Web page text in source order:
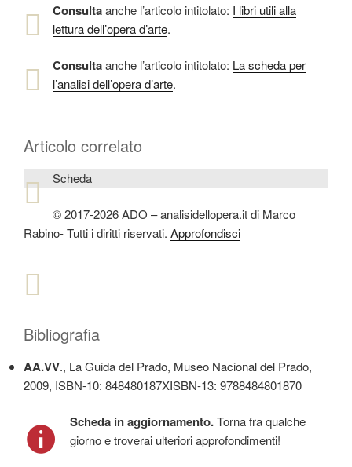
Consultaanche l’articolo intitolato: I libri utili alla
lettura dell’opera d’arte.
Consultaanche l’articolo intitolato: La scheda per
l’analisi dell’opera d’arte.
Articolo correlato
Scheda
© 2017-2026 ADO – analisidellopera.it di Marco
Rabino- Tutti i diritti riservati. Approfondisci
Bibliografia
AA.VV., La Guida del Prado, Museo Nacional del Prado,
2009, ISBN-10: 848480187XISBN-13: 9788484801870
Scheda in aggiornamento.Torna fra qualche
giorno e troverai ulteriori approfondimenti!